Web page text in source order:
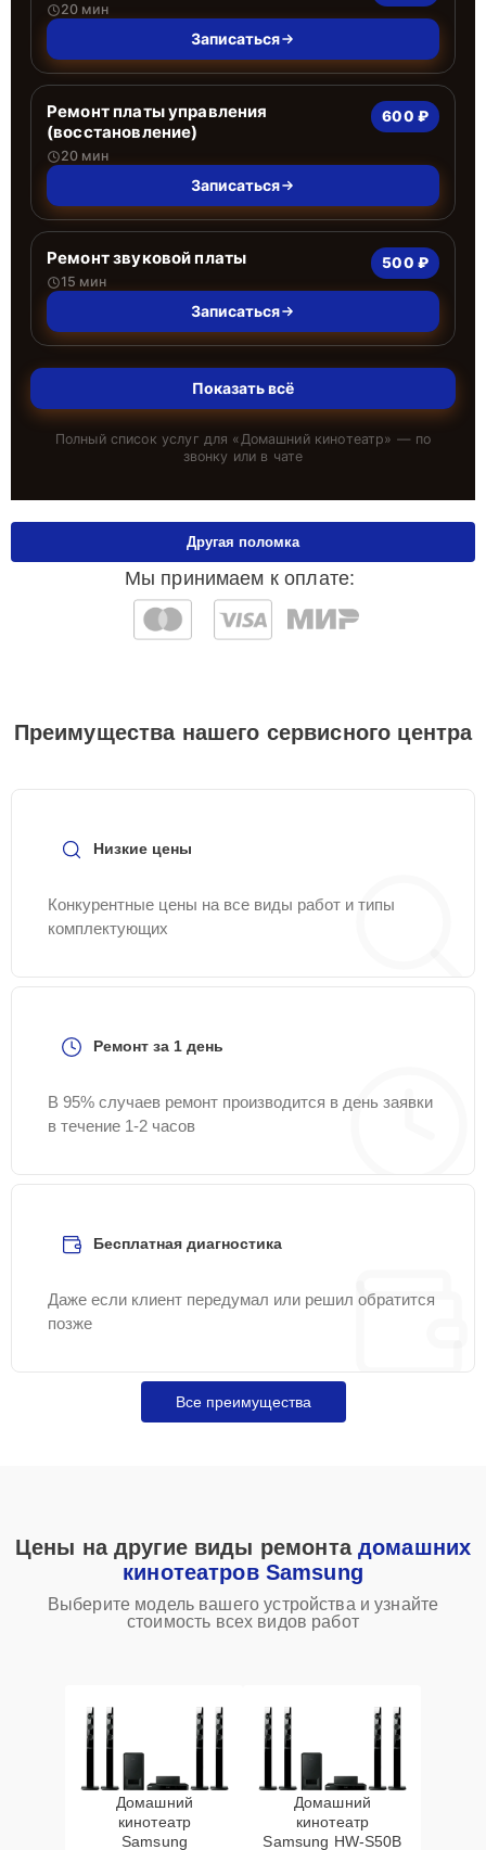
20 мин
Записаться
Ремонт платы управления
(восстановление)
20 мин
600 ₽
Записаться
Ремонт звуковой платы
15 мин
500 ₽
Записаться
Показать всё
Полный список услуг для «Домашний кинотеатр» — по
звонку или в чате
Мы принимаем к оплате:
Другая поломка
Преимущества нашего сервисного центра
Низкие цены
Конкурентные цены на все виды работ и типы
комплектующих
Ремонт за 1 день
В 95% случаев ремонт производится в день заявки
в течение 1-2 часов
Бесплатная диагностика
Даже если клиент передумал или решил обратится
позже
Все преимущества
Цены на другие виды ремонта домашних
кинотеатров Samsung
Выберите модель вашего устройства и узнайте
стоимость всех видов работ
Домашний
кинотеатр
Samsung
Домашний
кинотеатр
Samsung HW‑S50B